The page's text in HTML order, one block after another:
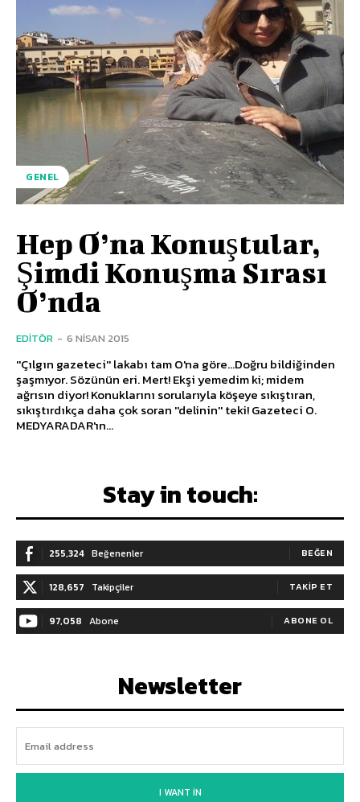
GENEL
Hep O’na Konuştular,
Şimdi Konuşma Sırası
O’nda
EDITÖR - 6 NISAN 2015
''Çılgın gazeteci'' lakabı tam O'na göre...Doğru bildiğinden
şaşmıyor. Sözünün eri. Mert! Ekşi yemedim ki; midem
ağrısın diyor! Konuklarını sorularıyla köşeye sıkıştıran,
sıkıştırdıkça daha çok soran ''delinin'' teki! Gazeteci O.
MEDYARADAR'ın...
Stay in touch:
255,324 Beğenenler BEĞEN
128,657 Takipçiler TAKIP ET
97,058 Abone ABONE OL
Newsletter
I WANT IN